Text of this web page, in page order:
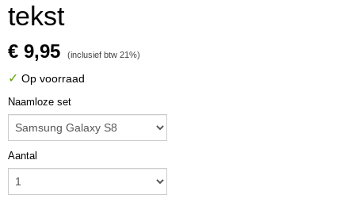
tekst
€ 9,95 (inclusief btw 21%)
✓ Op voorraad
Naamloze set
Aantal